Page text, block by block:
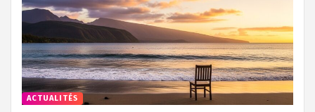
ACTUALITÉS